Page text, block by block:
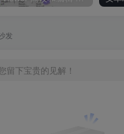
发
留下宝贵的见解！